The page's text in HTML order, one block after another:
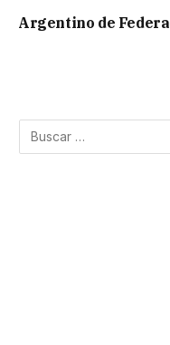
Argentino de